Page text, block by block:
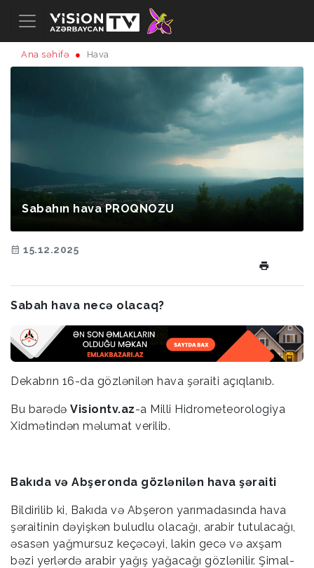
Ana səhifə Hava
Sabahın hava PROQNOZU
15.12.2025
Sabah hava necə olacaq?
Dekabrın 16-da gözlənilən hava şəraiti açıqlanıb.
Bu barədə Visiontv.az-a Milli Hidrometeorologiya
Xidmətindən məlumat verilib.
Bakıda və Abşeronda gözlənilən hava şəraiti
Bildirilib ki, Bakıda və Abşeron yarımadasında hava
şəraitinin dəyişkən buludlu olacağı, arabir tutulacağı,
əsasən yağmursuz keçəcəyi, lakin gecə və axşam
bəzi yerlərdə arabir yağış yağacağı gözlənilir. Şimal-